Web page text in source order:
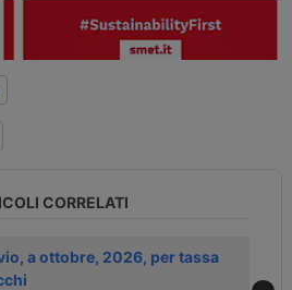
CORRELATI
a ottobre, 2026, per tassa